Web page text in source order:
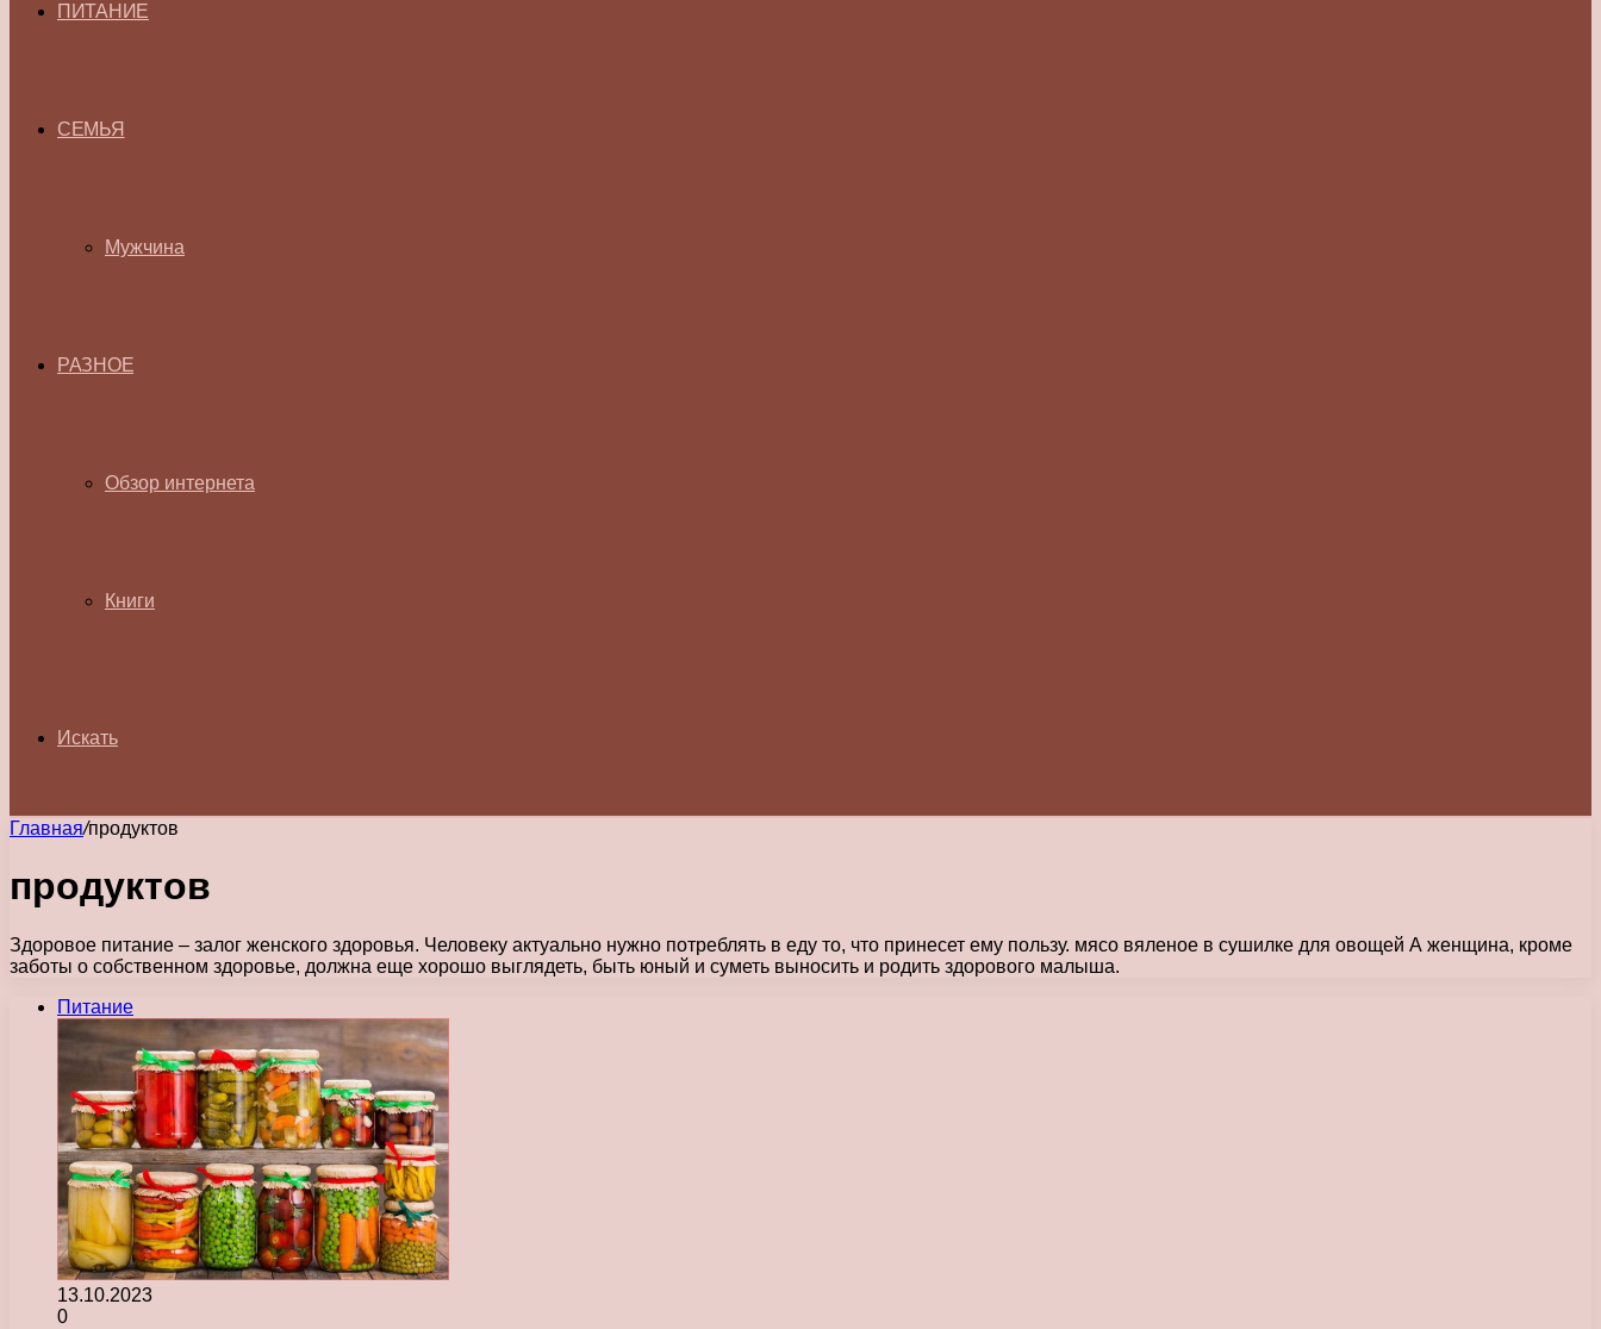
ПИТАНИЕ
СЕМЬЯ
Мужчина
РАЗНОЕ
Обзор интернета
Книги
Искать
Главная/продуктов
продуктов
Здоровое питание – залог женского здоровья. Человеку актуально нужно потреблять в еду то, что принесет ему пользу. мясо вяленое в сушилке для овощей А женщина, кроме
заботы о собственном здоровье, должна еще хорошо выглядеть, быть юный и суметь выносить и родить здорового малыша.
Питание
13.10.2023
0